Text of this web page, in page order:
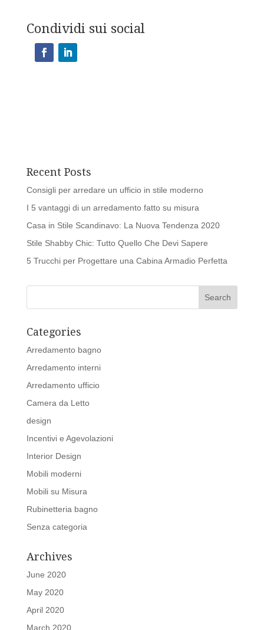
Condividi sui social
Recent Posts
Consigli per arredare un ufficio in stile moderno
I 5 vantaggi di un arredamento fatto su misura
Casa in Stile Scandinavo: La Nuova Tendenza 2020
Stile Shabby Chic: Tutto Quello Che Devi Sapere
5 Trucchi per Progettare una Cabina Armadio Perfetta
Categories
Arredamento bagno
Arredamento interni
Arredamento ufficio
Camera da Letto
design
Incentivi e Agevolazioni
Interior Design
Mobili moderni
Mobili su Misura
Rubinetteria bagno
Senza categoria
Archives
June 2020
May 2020
April 2020
March 2020